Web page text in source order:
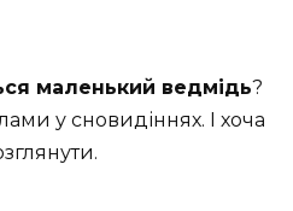
маленький ведмідь?
у сновидіннях. І хоча